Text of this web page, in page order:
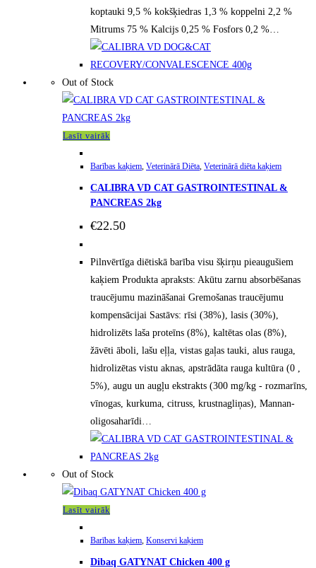
koptauki 9,5 % kokšķiedras 1,3 % koppelni 2,2 %
Mitrums 75 % Kalcijs 0,25 % Fosfors 0,2 %…
Out of Stock
Lasīt vairāk
Barības kaķiem, Veterinārā Diēta, Veterinārā diēta kaķiem
CALIBRA VD CAT GASTROINTESTINAL &
PANCREAS 2kg
€22.50
Pilnvērtīga diētiskā barība visu šķirņu pieaugušiem
kaķiem Produkta apraksts: Akūtu zarnu absorbēšanas
traucējumu mazināšanai Gremošanas traucējumu
kompensācijai Sastāvs: rīsi (38%), lasis (30%),
hidrolizēts laša proteīns (8%), kaltētas olas (8%),
žāvēti āboli, lašu eļļa, vistas gaļas tauki, alus rauga,
hidrolizētas vistu aknas, apstrādāta rauga kultūra (0 ,
5%), augu un augļu ekstrakts (300 mg/kg - rozmarīns,
vīnogas, kurkuma, citruss, krustnagliņas), Mannan-
oligosaharīdi…
Out of Stock
Lasīt vairāk
Barības kaķiem, Konservi kaķiem
Dibaq GATYNAT Chicken 400 g